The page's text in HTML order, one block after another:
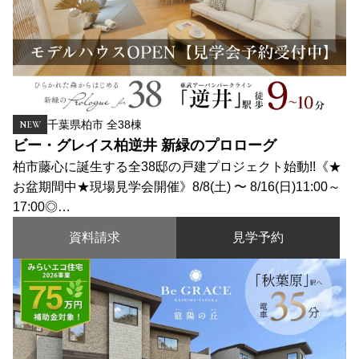
NEW 千葉県柏市 全38棟
ビー・グレイス柏逆井 新緑のプロローグ
柏市藤心に誕生する全38邸の戸建プロジェクト始動!!《★
お盆期間中★現場見学会開催》8/8(土) 〜 8/16(日)11:00～
17:00◎…
資料請求 見学予約